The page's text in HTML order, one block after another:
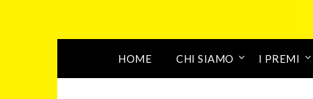
HOME CHI SIAMO I PREMI